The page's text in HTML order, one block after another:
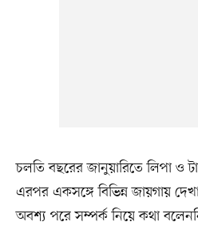
চলতি বছরের জানুয়ারিতে লিপা ও
এরপর একসঙ্গে বিভিন্ন জায়গায়
অবশ্য পরে সম্পর্ক নিয়ে কথা